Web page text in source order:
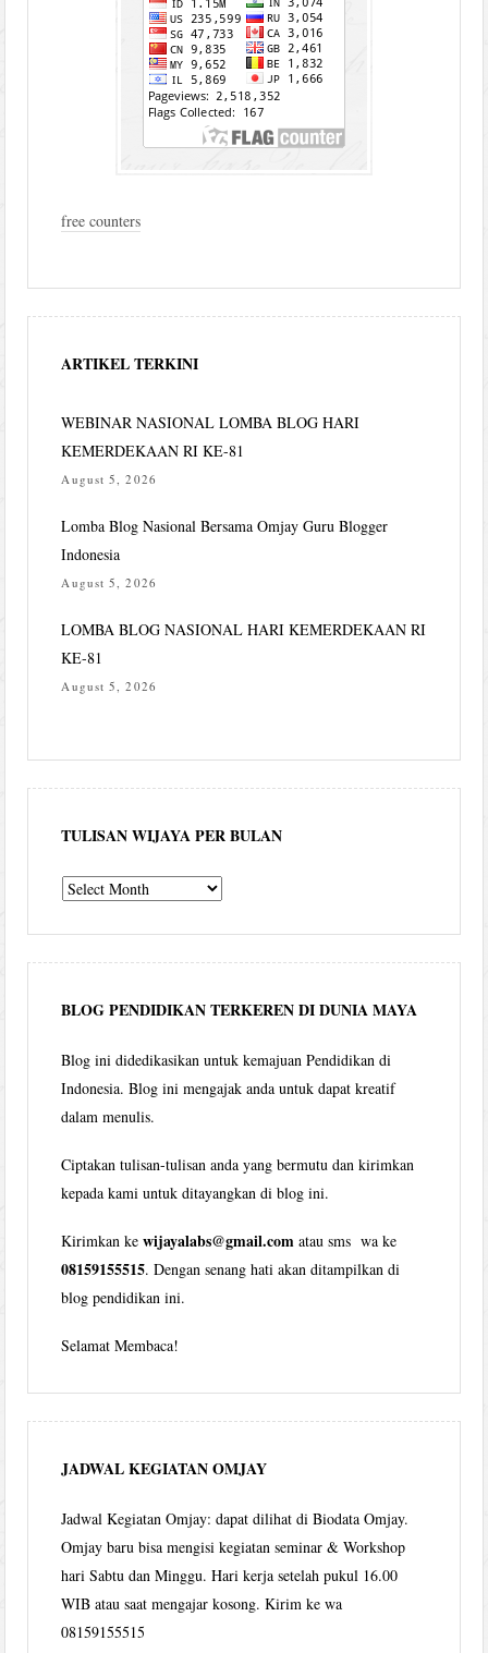
free counters
ARTIKEL TERKINI
WEBINAR NASIONAL LOMBA BLOG HARI
KEMERDEKAAN RI KE-81
August 5, 2026
Lomba Blog Nasional Bersama Omjay Guru Blogger
Indonesia
August 5, 2026
LOMBA BLOG NASIONAL HARI KEMERDEKAAN RI
KE-81
August 5, 2026
TULISAN WIJAYA PER BULAN
Tulisan
per
bulan
BLOG PENDIDIKAN TERKEREN DI DUNIA MAYA
Blog ini didedikasikan untuk kemajuan Pendidikan di
Indonesia. Blog ini mengajak anda untuk dapat kreatif
dalam menulis.
Ciptakan tulisan-tulisan anda yang bermutu dan kirimkan
kepada kami untuk ditayangkan di blog ini.
Kirimkan kewijayalabs@gmail.com atau sms wa ke
08159155515. Dengan senang hati akan ditampilkan di
blog pendidikan ini.
Selamat Membaca!
JADWAL KEGIATAN OMJAY
Jadwal Kegiatan Omjay: dapat dilihat di Biodata Omjay.
Omjay baru bisa mengisi kegiatan seminar & Workshop
hari Sabtu dan Minggu. Hari kerja setelah pukul 16.00
WIB atau saat mengajar kosong. Kirim ke wa
08159155515